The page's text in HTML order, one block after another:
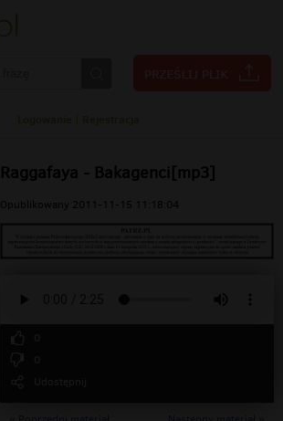
Raggafaya - Bakagenci[mp3]
Opublikowany 2011-11-15 11:18:04